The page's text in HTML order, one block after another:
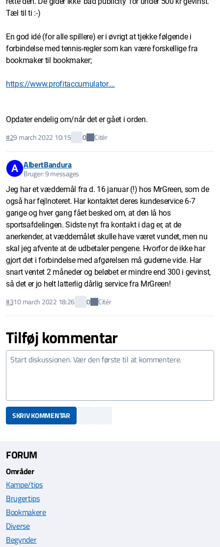
Tæl til ti :-)
En god idé (for alle spillere) er i øvrigt at tjekke følgende i
forbindelse med tennis-regler som kan være forskellige fra
bookmaker til bookmaker;
https://www.profitaccumulator.…
Opdater endelig om/når det er gået i orden.
#29 march 2022 10:15 0 Citér
A AlbertBandura
Bruger: 9 messages
Jeg har et væddemål fra d. 16 januar (!) hos MrGreen, som de
også har fejlnoteret. Har kontaktet deres kundeservice 6-7
gange og hver gang fået besked om, at den lå hos
sportsafdelingen. Sidste nyt fra kontakt i dag er, at de
anerkender, at væddemålet skulle have været vundet, men nu
skal jeg afvente at de udbetaler pengene. Hvorfor de ikke har
gjort det i forbindelse med afgørelsen må guderne vide. Har
snart ventet 2 måneder og beløbet er mindre end 300 i gevinst,
så det er jo helt latterlig dårlig service fra MrGreen!
#310 march 2022 18:26 0 Citér
Tilføj kommentar
SKRIV KOMMENTAR
FORUM
Områder
Kampe/tips
Brugertips
Bookmakere
Diverse
Begynder